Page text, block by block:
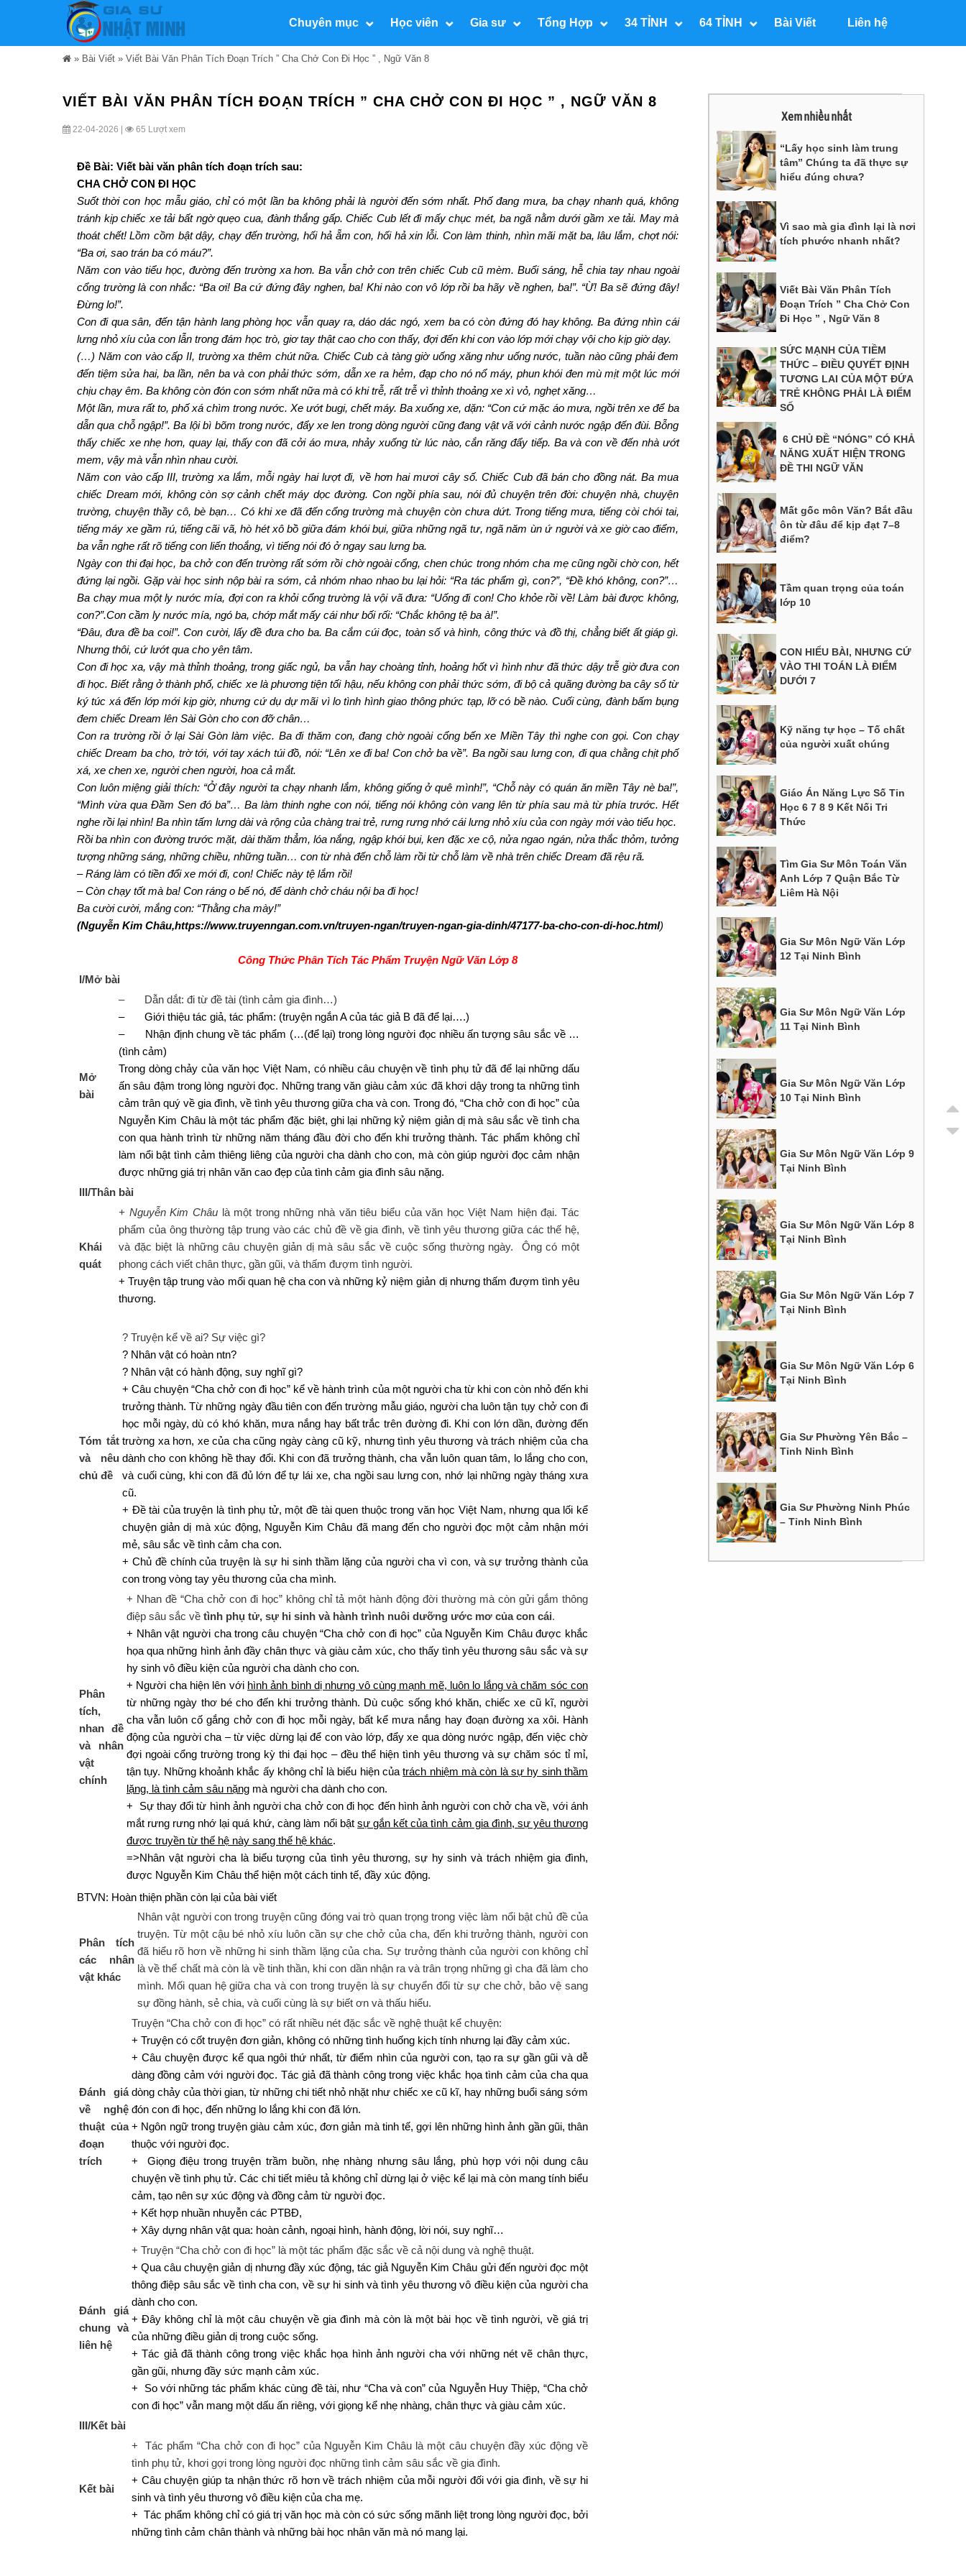
Chuyên mục Học viên Gia sư Tổng Hợp 34 TỈNH 64 TỈNH Bài Viết Liên hệ
» Bài Viết » Viết Bài Văn Phân Tích Đoạn Trích ” Cha Chở Con Đi Học ” , Ngữ Văn 8
VIẾT BÀI VĂN PHÂN TÍCH ĐOẠN TRÍCH ” CHA CHỞ CON ĐI HỌC ” , NGỮ VĂN 8
22-04-2026 | 65 Lượt xem
Đề Bài: Viết bài văn phân tích đoạn trích sau:
CHA CHỞ CON ĐI HỌC
Suốt thời con học mẫu giáo, chỉ có một lần ba không phải là người đến sớm nhất. Phố đang mưa, ba chạy nhanh quá, không
tránh kịp chiếc xe tải bất ngờ quẹo cua, đành thắng gấp. Chiếc Cub lết đi mấy chục mét, ba ngã nằm dưới gầm xe tải. May mà
thoát chết! Lồm cồm bật dậy, chạy đến trường, hối hả ẵm con, hối hả xin lỗi. Con làm thinh, nhìn mãi mặt ba, lâu lắm, chợt nói:
“Ba ơi, sao trán ba có máu?”.
Năm con vào tiểu học, đường đến trường xa hơn. Ba vẫn chở con trên chiếc Cub cũ mèm. Buổi sáng, hễ chia tay nhau ngoài
cổng trường là con nhắc: “Ba ơi! Ba cứ đứng đây nghen, ba! Khi nào con vô lớp rồi ba hãy về nghen, ba!”. “Ừ! Ba sẽ đứng đây!
Đừng lo!”.
Con đi qua sân, đến tận hành lang phòng học vẫn quay ra, dáo dác ngó, xem ba có còn đứng đó hay không. Ba đứng nhìn cái
lưng nhỏ xíu của con lẫn trong đám học trò, giơ tay thật cao cho con thấy, đợi đến khi con vào lớp mới chạy vội cho kịp giờ dạy.
(…) Năm con vào cấp II, trường xa thêm chút nữa. Chiếc Cub cà tàng giờ uống xăng như uống nước, tuần nào cũng phải đem
đến tiệm sửa hai, ba lần, nên ba và con phải thức sớm, dẫn xe ra hẻm, đạp cho nó nổ máy, phun khói đen mù mịt một lúc mới
chịu chạy êm. Ba không còn đón con sớm nhất nữa mà có khi trễ, rất trễ vì thỉnh thoảng xe xì vỏ, nghẹt xăng…
Một lần, mưa rất to, phố xá chìm trong nước. Xe ướt bugi, chết máy. Ba xuống xe, dặn: “Con cứ mặc áo mưa, ngồi trên xe để ba
dẫn qua chỗ ngập!”. Ba lội bì bõm trong nước, đẩy xe len trong dòng người cũng đang vật vã với cảnh nước ngập đến đùi. Bỗng
thấy chiếc xe nhẹ hơn, quay lại, thấy con đã cởi áo mưa, nhảy xuống từ lúc nào, cắn răng đẩy tiếp. Ba và con về đến nhà ướt
mem, vậy mà vẫn nhìn nhau cười.
Năm con vào cấp III, trường xa lắm, mỗi ngày hai lượt đi, về hơn hai mươi cây số. Chiếc Cub đã bán cho đồng nát. Ba mua
chiếc Dream mới, không còn sợ cảnh chết máy dọc đường. Con ngồi phía sau, nói đủ chuyện trên đời: chuyện nhà, chuyện
trường, chuyện thầy cô, bè bạn… Có khi xe đã đến cổng trường mà chuyện còn chưa dứt. Trong tiếng mưa, tiếng còi chói tai,
tiếng máy xe gầm rú, tiếng cãi vã, hò hét xô bồ giữa đám khói bụi, giữa những ngã tư, ngã năm ùn ứ người và xe giờ cao điểm,
ba vẫn nghe rất rõ tiếng con liến thoắng, vì tiếng nói đó ở ngay sau lưng ba.
Ngày con thi đại học, ba chở con đến trường rất sớm rồi chờ ngoài cổng, chen chúc trong nhóm cha mẹ cũng ngồi chờ con, hết
đứng lại ngồi. Gặp vài học sinh nộp bài ra sớm, cả nhóm nhao nhao bu lại hỏi: “Ra tác phẩm gì, con?”, “Đề khó không, con?”…
Ba chạy mua một ly nước mía, đợi con ra khỏi cổng trường là vội vã đưa: “Uống đi con! Cho khỏe rồi về! Làm bài được không,
con?”.Con cầm ly nước mía, ngó ba, chớp mắt mấy cái như bối rối: “Chắc không tệ ba à!”.
“Đâu, đưa đề ba coi!”. Con cười, lấy đề đưa cho ba. Ba cắm cúi đọc, toàn số và hình, công thức và đồ thị, chẳng biết ất giáp gì.
Nhưng thôi, cứ lướt qua cho yên tâm.
Con đi học xa, vậy mà thỉnh thoảng, trong giấc ngủ, ba vẫn hay choàng tỉnh, hoảng hốt vì hình như đã thức dậy trễ giờ đưa con
đi học. Biết rằng ở thành phố, chiếc xe là phương tiện tối hậu, nếu không con phải thức sớm, đi bộ cả quãng đường ba cây số từ
ký túc xá đến lớp mới kịp giờ, nhưng cứ dụ dự mãi vì lo tình hình giao thông phức tạp, lỡ có bề nào. Cuối cùng, đành bấm bụng
đem chiếc Dream lên Sài Gòn cho con đỡ chân…
Con ra trường rồi ở lại Sài Gòn làm việc. Ba đi thăm con, đang chờ ngoài cổng bến xe Miền Tây thì nghe con gọi. Con chạy
chiếc Dream ba cho, trờ tới, với tay xách túi đồ, nói: “Lên xe đi ba! Con chở ba về”. Ba ngồi sau lưng con, đi qua chằng chịt phố
xá, xe chen xe, người chen người, hoa cả mắt.
Con luôn miệng giải thích: “Ở đây người ta chạy nhanh lắm, không giống ở quê mình!”, “Chỗ này có quán ăn miền Tây nè ba!”,
“Mình vừa qua Đầm Sen đó ba”… Ba làm thinh nghe con nói, tiếng nói không còn vang lên từ phía sau mà từ phía trước. Hết
nghe rồi lại nhìn! Ba nhìn tấm lưng dài và rộng của chàng trai trẻ, rưng rưng nhớ cái lưng nhỏ xíu của con ngày mới vào tiểu học.
Rồi ba nhìn con đường trước mặt, dài thăm thẳm, lóa nắng, ngập khói bụi, ken đặc xe cộ, nửa ngao ngán, nửa thắc thỏm, tưởng
tượng những sáng, những chiều, những tuần… con từ nhà đến chỗ làm rồi từ chỗ làm về nhà trên chiếc Dream đã rệu rã.
– Ráng làm có tiền đổi xe mới đi, con! Chiếc này tệ lắm rồi!
– Còn chạy tốt mà ba! Con ráng o bế nó, để dành chở cháu nội ba đi học!
Ba cười cười, mắng con: “Thằng cha mày!”
(Nguyễn Kim Châu,https://www.truyenngan.com.vn/truyen-ngan/truyen-ngan-gia-dinh/47177-ba-cho-con-di-hoc.html)
Công Thức Phân Tích Tác Phẩm Truyện Ngữ Văn Lớp 8
I/Mở bài
Mở
bài
– Dẫn dắt: đi từ đề tài (tình cảm gia đình…)
– Giới thiệu tác giả, tác phẩm: (truyện ngắn A của tác giả B đã để lại….)
– Nhận định chung về tác phẩm (…(để lại) trong lòng người đọc nhiều ấn tượng sâu sắc về …
(tình cảm)
Trong dòng chảy của văn học Việt Nam, có nhiều câu chuyện về tình phụ tử đã để lại những dấu
ấn sâu đậm trong lòng người đọc. Những trang văn giàu cảm xúc đã khơi dậy trong ta những tình
cảm trân quý về gia đình, về tình yêu thương giữa cha và con. Trong đó, “Cha chở con đi học” của
Nguyễn Kim Châu là một tác phẩm đặc biệt, ghi lại những kỷ niệm giản dị mà sâu sắc về tình cha
con qua hành trình từ những năm tháng đầu đời cho đến khi trưởng thành. Tác phẩm không chỉ
làm nổi bật tình cảm thiêng liêng của người cha dành cho con, mà còn giúp người đọc cảm nhận
được những giá trị nhân văn cao đẹp của tình cảm gia đình sâu nặng.
III/Thân bài
Khái
quát
+ Nguyễn Kim Châulà một trong những nhà văn tiêu biểu của văn học Việt Nam hiện đại. Tác
phẩm của ông thường tập trung vào các chủ đề về gia đình, về tình yêu thương giữa các thế hệ,
và đặc biệt là những câu chuyện giản dị mà sâu sắc về cuộc sống thường ngày. Ông có một
phong cách viết chân thực, gần gũi, và thấm đượm tình người.
+ Truyện tập trung vào mối quan hệ cha con và những kỷ niệm giản dị nhưng thấm đượm tình yêu
thương.
Tóm tắt
và nêu
chủ đề
? Truyện kể về ai? Sự việc gì?
? Nhân vật có hoàn ntn?
? Nhân vật có hành động, suy nghĩ gì?
+ Câu chuyện “Cha chở con đi học” kể về hành trình của một người cha từ khi con còn nhỏ đến khi
trưởng thành. Từ những ngày đầu tiên con đến trường mẫu giáo, người cha luôn tận tụy chở con đi
học mỗi ngày, dù có khó khăn, mưa nắng hay bất trắc trên đường đi. Khi con lớn dần, đường đến
trường xa hơn, xe của cha cũng ngày càng cũ kỹ, nhưng tình yêu thương và trách nhiệm của cha
dành cho con không hề thay đổi. Khi con đã trưởng thành, cha vẫn luôn quan tâm, lo lắng cho con,
và cuối cùng, khi con đã đủ lớn để tự lái xe, cha ngồi sau lưng con, nhớ lại những ngày tháng xưa
cũ.
+ Đề tài của truyện là tình phụ tử, một đề tài quen thuộc trong văn học Việt Nam, nhưng qua lối kể
chuyện giản dị mà xúc động, Nguyễn Kim Châu đã mang đến cho người đọc một cảm nhận mới
mẻ, sâu sắc về tình cảm cha con.
+ Chủ đề chính của truyện là sự hi sinh thầm lặng của người cha vì con, và sự trưởng thành của
con trong vòng tay yêu thương của cha mình.
Phân
tích,
nhan đề
và nhân
vật
chính
+ Nhan đề “Cha chở con đi học” không chỉ tả một hành động đời thường mà còn gửi gắm thông
điệp sâu sắc về tình phụ tử, sự hi sinh và hành trình nuôi dưỡng ước mơ của con cái.
+ Nhân vật người cha trong câu chuyện “Cha chở con đi học” của Nguyễn Kim Châu được khắc
họa qua những hình ảnh đầy chân thực và giàu cảm xúc, cho thấy tình yêu thương sâu sắc và sự
hy sinh vô điều kiện của người cha dành cho con.
+ Người cha hiện lên với hình ảnh bình dị nhưng vô cùng mạnh mẽ, luôn lo lắng và chăm sóc con
từ những ngày thơ bé cho đến khi trưởng thành. Dù cuộc sống khó khăn, chiếc xe cũ kĩ, người
cha vẫn luôn cố gắng chở con đi học mỗi ngày, bất kể mưa nắng hay đoạn đường xa xôi. Hành
động của người cha – từ việc dừng lại để con vào lớp, đẩy xe qua dòng nước ngập, đến việc chờ
đợi ngoài cổng trường trong kỳ thi đại học – đều thể hiện tình yêu thương và sự chăm sóc tỉ mỉ,
tận tụy. Những khoảnh khắc ấy không chỉ là biểu hiện củatrách nhiệm mà còn là sự hy sinh thầm
lặng, là tình cảm sâu nặng mà người cha dành cho con.
+ Sự thay đổi từ hình ảnh người cha chở con đi học đến hình ảnh người con chở cha về, với ánh
mắt rưng rưng nhớ lại quá khứ, càng làm nổi bậtsự gắn kết của tình cảm gia đình, sự yêu thương
được truyền từ thế hệ này sang thế hệ khác.
=>Nhân vật người cha là biểu tượng của tình yêu thương, sự hy sinh và trách nhiệm gia đình,
được Nguyễn Kim Châu thể hiện một cách tinh tế, đầy xúc động.
BTVN: Hoàn thiện phần còn lại của bài viết
Phân tích
các nhân
vật khác
Nhân vật người con trong truyện cũng đóng vai trò quan trọng trong việc làm nổi bật chủ đề của
truyện. Từ một cậu bé nhỏ xíu luôn cần sự che chở của cha, đến khi trưởng thành, người con
đã hiểu rõ hơn về những hi sinh thầm lặng của cha. Sự trưởng thành của người con không chỉ
là về thể chất mà còn là về tinh thần, khi con dần nhận ra và trân trọng những gì cha đã làm cho
mình. Mối quan hệ giữa cha và con trong truyện là sự chuyển đổi từ sự che chở, bảo vệ sang
sự đồng hành, sẻ chia, và cuối cùng là sự biết ơn và thấu hiểu.
Đánh giá
về nghệ
thuật của
đoạn
trích
Truyện “Cha chở con đi học” có rất nhiều nét đặc sắc về nghệ thuật kể chuyện:
+ Truyện có cốt truyện đơn giản, không có những tình huống kịch tính nhưng lại đầy cảm xúc.
+ Câu chuyện được kể qua ngôi thứ nhất, từ điểm nhìn của người con, tạo ra sự gần gũi và dễ
dàng đồng cảm với người đọc. Tác giả đã thành công trong việc khắc họa tình cảm của cha qua
dòng chảy của thời gian, từ những chi tiết nhỏ nhặt như chiếc xe cũ kĩ, hay những buổi sáng sớm
đón con đi học, đến những lo lắng khi con đã lớn.
+ Ngôn ngữ trong truyện giàu cảm xúc, đơn giản mà tinh tế, gợi lên những hình ảnh gần gũi, thân
thuộc với người đọc.
+ Giọng điệu trong truyện trầm buồn, nhẹ nhàng nhưng sâu lắng, phù hợp với nội dung câu
chuyện về tình phụ tử. Các chi tiết miêu tả không chỉ dừng lại ở việc kể lại mà còn mang tính biểu
cảm, tạo nên sự xúc động và đồng cảm từ người đọc.
+ Kết hợp nhuần nhuyễn các PTBĐ,
+ Xây dựng nhân vật qua: hoàn cảnh, ngoại hình, hành động, lời nói, suy nghĩ…
Đánh giá
chung và
liên hệ
+ Truyện “Cha chở con đi học” là một tác phẩm đặc sắc về cả nội dung và nghệ thuật.
+ Qua câu chuyện giản dị nhưng đầy xúc động, tác giả Nguyễn Kim Châu gửi đến người đọc một
thông điệp sâu sắc về tình cha con, về sự hi sinh và tình yêu thương vô điều kiện của người cha
dành cho con.
+ Đây không chỉ là một câu chuyện về gia đình mà còn là một bài học về tình người, về giá trị
của những điều giản dị trong cuộc sống.
+ Tác giả đã thành công trong việc khắc họa hình ảnh người cha với những nét vẽ chân thực,
gần gũi, nhưng đầy sức mạnh cảm xúc.
+ So với những tác phẩm khác cùng đề tài, như “Cha và con” của Nguyễn Huy Thiệp, “Cha chở
con đi học” vẫn mang một dấu ấn riêng, với giọng kể nhẹ nhàng, chân thực và giàu cảm xúc.
III/Kết bài
Kết bài
+ Tác phẩm “Cha chở con đi học” của Nguyễn Kim Châu là một câu chuyện đầy xúc động về
tình phụ tử, khơi gợi trong lòng người đọc những tình cảm sâu sắc về gia đình.
+ Câu chuyện giúp ta nhận thức rõ hơn về trách nhiệm của mỗi người đối với gia đình, về sự hi
sinh và tình yêu thương vô điều kiện của cha mẹ.
+ Tác phẩm không chỉ có giá trị văn học mà còn có sức sống mãnh liệt trong lòng người đọc, bởi
những tình cảm chân thành và những bài học nhân văn mà nó mang lại.
Xem nhiều nhất
“Lấy học sinh làm trung
tâm” Chúng ta đã thực sự
hiểu đúng chưa?
Vì sao mà gia đình lại là nơi
tích phước nhanh nhất?
Viết Bài Văn Phân Tích
Đoạn Trích ” Cha Chở Con
Đi Học ” , Ngữ Văn 8
SỨC MẠNH CỦA TIỀM
THỨC – ĐIỀU QUYẾT ĐỊNH
TƯƠNG LAI CỦA MỘT ĐỨA
TRẺ KHÔNG PHẢI LÀ ĐIỂM
SỐ
6 CHỦ ĐỀ “NÓNG” CÓ KHẢ
NĂNG XUẤT HIỆN TRONG
ĐỀ THI NGỮ VĂN
Mất gốc môn Văn? Bắt đầu
ôn từ đâu để kịp đạt 7–8
điểm?
Tầm quan trọng của toán
lớp 10
CON HIỂU BÀI, NHƯNG CỨ
VÀO THI TOÁN LÀ ĐIỂM
DƯỚI 7
Kỹ năng tự học – Tố chất
của người xuất chúng
Giáo Án Năng Lực Số Tin
Học 6 7 8 9 Kết Nối Tri
Thức
Tìm Gia Sư Môn Toán Văn
Anh Lớp 7 Quận Bắc Từ
Liêm Hà Nội
Gia Sư Môn Ngữ Văn Lớp
12 Tại Ninh Bình
Gia Sư Môn Ngữ Văn Lớp
11 Tại Ninh Bình
Gia Sư Môn Ngữ Văn Lớp
10 Tại Ninh Bình
Gia Sư Môn Ngữ Văn Lớp 9
Tại Ninh Bình
Gia Sư Môn Ngữ Văn Lớp 8
Tại Ninh Bình
Gia Sư Môn Ngữ Văn Lớp 7
Tại Ninh Bình
Gia Sư Môn Ngữ Văn Lớp 6
Tại Ninh Bình
Gia Sư Phường Yên Bắc –
Tỉnh Ninh Bình
Gia Sư Phường Ninh Phúc
– Tỉnh Ninh Bình